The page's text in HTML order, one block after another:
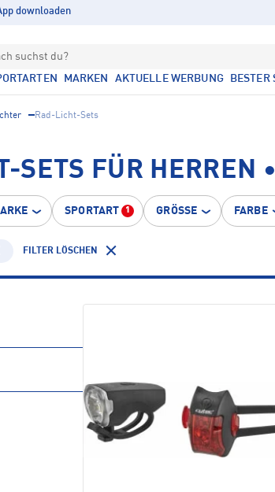
downloaden
suchst du?
MARKEN AKTUELLE WERBUNG BESTER
Rad-Licht-Sets
SETS FÜR HERREN
SPORTART 1 GRÖSSE FARBE
FILTER LÖSCHEN